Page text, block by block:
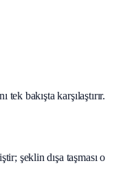
bakışta karşılaştırır.
şeklin dışa taşması o